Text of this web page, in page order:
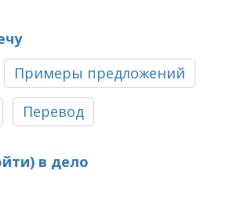
Примеры предложений
Перевод
в дело